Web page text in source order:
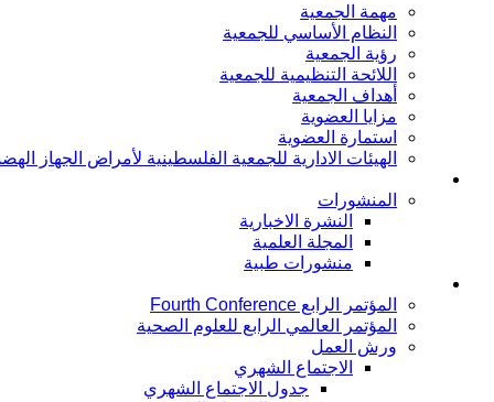
مهمة الجمعية
النظام الأساسي للجمعية
رؤية الجمعية
اللائحة التنظيمية للجمعية
أهداف الجمعية
مزايا العضوية
استمارة العضوية
الهيئات الادارية للجمعية الفلسطينية لأمراض الجهاز
المنشورات
النشرة الاخبارية
المجلة العلمية
منشورات طبية
المؤتمر الرابع Fourth Conference
المؤتمر العالمي الرابع للعلوم الصحية
ورش العمل
الاجتماع الشهري
جدول الاجتماع الشهري